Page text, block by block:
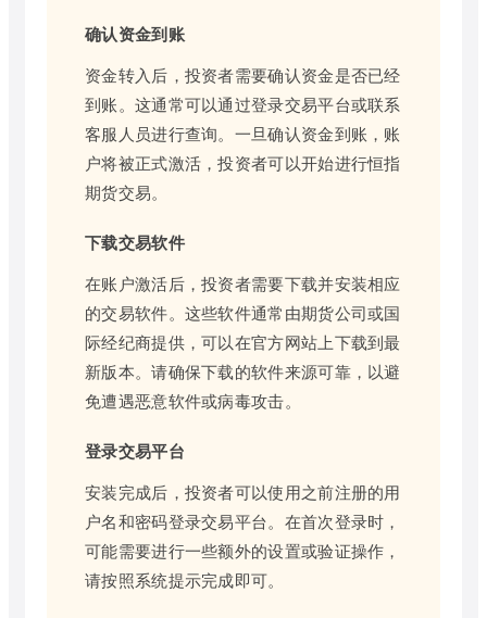
确认资金到账
资金转入后，投资者需要确认资金是否已经
到账。这通常可以通过登录交易平台或联系
客服人员进行查询。一旦确认资金到账，账
户将被正式激活，投资者可以开始进行恒指
期货交易。
下载交易软件
在账户激活后，投资者需要下载并安装相应
的交易软件。这些软件通常由期货公司或国
际经纪商提供，可以在官方网站上下载到最
新版本。请确保下载的软件来源可靠，以避
免遭遇恶意软件或病毒攻击。
登录交易平台
安装完成后，投资者可以使用之前注册的用
户名和密码登录交易平台。在首次登录时，
可能需要进行一些额外的设置或验证操作，
请按照系统提示完成即可。